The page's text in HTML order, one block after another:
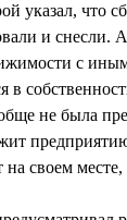
указал, что
и снесли. А
с
не была
своем